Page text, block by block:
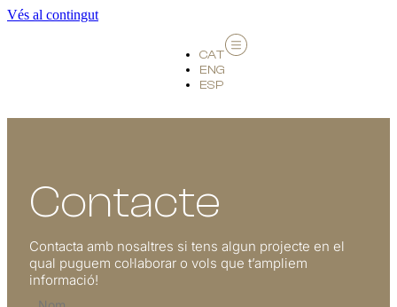
Vés al contingut
CAT
ENG
ESP
Contacte
Contacta amb nosaltres si tens algun projecte en el
qual puguem col·laborar o vols que t’ampliem
informació!